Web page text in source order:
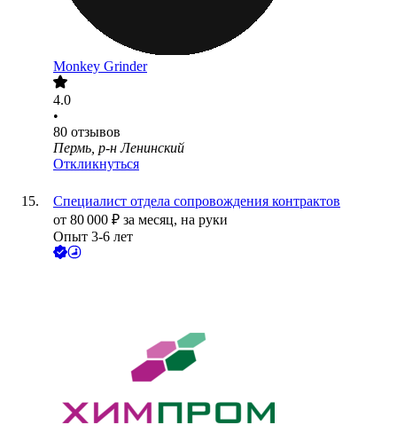
Monkey Grinder
4.0
•
80 отзывов
Пермь, р-н Ленинский
Откликнуться
Специалист отдела сопровождения контрактов
от 80 000 ₽ за месяц, на руки
Опыт 3-6 лет